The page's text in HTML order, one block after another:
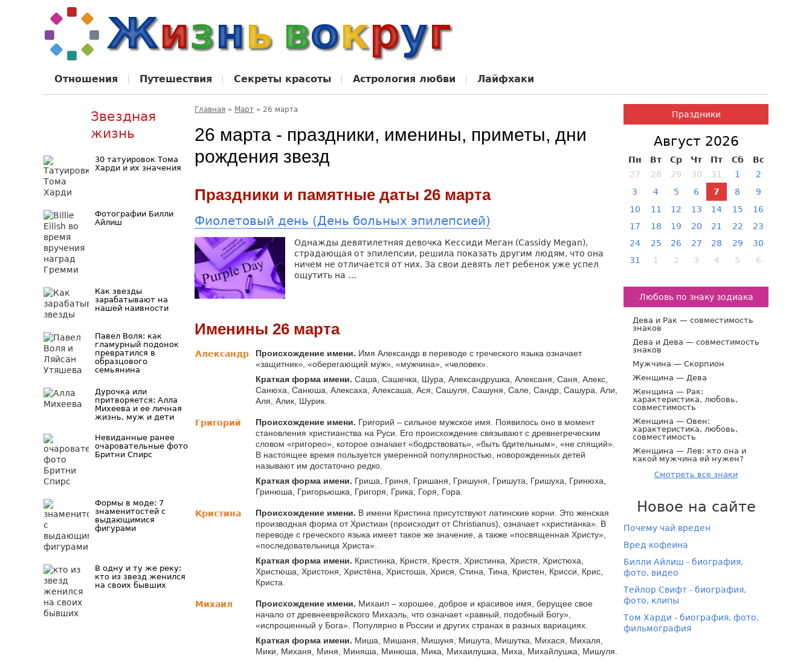
Отношения Путешествия Секреты красоты Астрология любви Лайфхаки
Главная » Март » 26 марта
26 марта - праздники, именины, приметы, дни
рождения звезд
Праздники и памятные даты 26 марта
Фиолетовый день (День больных эпилепсией)
Однажды девятилетняя девочка Кессиди Меган (Cassidy Megan),
страдающая от эпилепсии, решила показать другим людям, что она
ничем не отличается от них. За свои девять лет ребенок уже успел
ощутить на …
Именины 26 марта
Александр Происхождение имени. Имя Александр в переводе с греческого языка означает
«защитник», «оберегающий муж», «мужчина», «человек».
Краткая форма имени. Саша, Сашечка, Шура, Александрушка, Алексаня, Саня, Алекс,
Санюха, Санюша, Алексаха, Алексаша, Ася, Сашуля, Сашуня, Сале, Сандр, Сашура, Али,
Аля, Алик, Шурик.
Григорий Происхождение имени. Григорий – сильное мужское имя. Появилось оно в момент
становления христианства на Руси. Его происхождение связывают с древнегреческим
словом «григорео», которое означает «бодрствовать», «быть бдительным», «не спящий».
В настоящее время пользуется умеренной популярностью, новорожденных детей
называют им достаточно редко.
Краткая форма имени. Гриша, Гриня, Гришаня, Гришуня, Гришута, Гришуха, Гринюха,
Гринюша, Григорьюшка, Григоря, Грика, Горя, Гора.
Кристина Происхождение имени. В имени Кристина присутствуют латинские корни. Это женская
производная форма от Христиан (происходит от Christianus), означает «христианка». В
переводе с греческого языка имеет такое же значение, а также «посвященная Христу»,
«последовательница Христа».
Краткая форма имени. Кристинка, Кристя, Крестя, Христинка, Христя, Христюха,
Христюша, Христоня, Христёна, Христоша, Хрися, Стина, Тина, Кристен, Крисси, Крис,
Криста.
Михаил Происхождение имени. Михаил – хорошее, доброе и красивое имя, берущее свое
начало от древнееврейского Михаэль, что означает «равный, подобный Богу»,
«испрошенный у Бога». Популярно в России и других странах в разных вариациях.
Краткая форма имени. Миша, Мишаня, Мишуня, Мишута, Мишутка, Михася, Михаля,
Мики, Миханя, Миня, Миняша, Минюша, Мика, Михаилушка, Миха, Михайлушка, Мишуля.
Звездная
жизнь
30 татуировок Тома
Харди и их значения
Фотографии Билли
Айлиш
Как звезды
зарабатывают на
нашей наивности
Павел Воля: как
гламурный подонок
превратился в
образцового
семьянина
Дурочка или
притворяется: Алла
Михеева и ее личная
жизнь, муж и дети
Невиданные ранее
очаровательные фото
Бритни Спирс
Формы в моде: 7
знаменитостей с
выдающимися
фигурами
В одну и ту же реку:
кто из звезд женился
на своих бывших
Праздники
Август 2026
Пн Вт Ср Чт Пт Сб
Вс
27
28 29 30 31 1
2
3
4 5 6 7 8
9
10
11 12 13 14 15
16
17
18 19 20 21 22
23
24
25 26 27 28 29
30
31
1 2 3 4 5 6
Любовь по знаку зодиака
Дева и Рак — совместимость
знаков
Дева и Дева — совместимость
знаков
Мужчина — Скорпион
Женщина — Дева
Женщина — Рак:
характеристика, любовь,
совместимость
Женщина — Овен:
характеристика, любовь,
совместимость
Женщина — Лев: кто она и
какой мужчина ей нужен?
Смотреть все знаки
Новое на сайте
Почему чай вреден
Вред кофеина
Билли Айлиш - биография,
фото, видео
Тейлор Свифт - биография,
фото, клипы
Том Харди - биография, фото,
фильмография